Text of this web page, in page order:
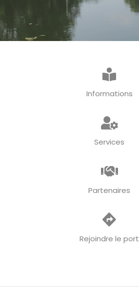
Informations
Services
Partenaires
Rejoindre le port